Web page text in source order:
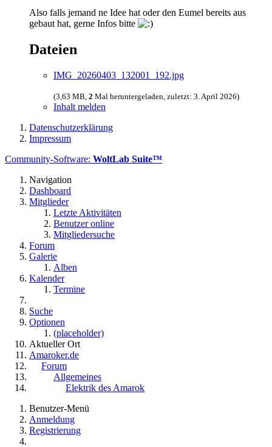
Also falls jemand ne Idee hat oder den Eumel bereits aus
gebaut hat, gerne Infos bitte
Dateien
IMG_20260403_132001_192.jpg
(3,63 MB, 2 Mal heruntergeladen, zuletzt: 3. April 2026)
Inhalt melden
Datenschutzerklärung
Impressum
Community-Software: WoltLab Suite™
Navigation
Dashboard
Mitglieder
Letzte Aktivitäten
Benutzer online
Mitgliedersuche
Forum
Galerie
Alben
Kalender
Termine
Suche
Optionen
(placeholder)
Aktueller Ort
Amaroker.de
Forum
Allgemeines
Elektrik des Amarok
Benutzer-Menü
Anmeldung
Registrierung